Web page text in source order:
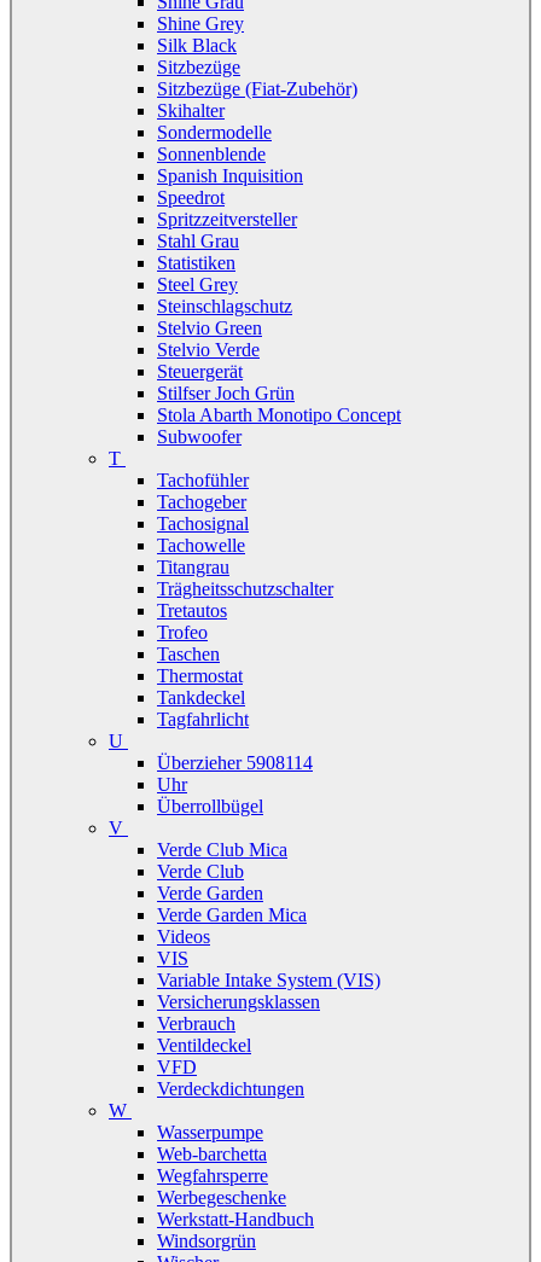
Shine Grey
Silk Black
Sitzbezüge
Sitzbezüge (Fiat-Zubehör)
Skihalter
Sondermodelle
Sonnenblende
Spanish Inquisition
Speedrot
Spritzzeitversteller
Stahl Grau
Statistiken
Steel Grey
Steinschlagschutz
Stelvio Green
Stelvio Verde
Steuergerät
Stilfser Joch Grün
Stola Abarth Monotipo Concept
Subwoofer
T
Tachofühler
Tachogeber
Tachosignal
Tachowelle
Titangrau
Trägheitsschutzschalter
Tretautos
Trofeo
Taschen
Thermostat
Tankdeckel
Tagfahrlicht
U
Überzieher 5908114
Uhr
Überrollbügel
V
Verde Club Mica
Verde Club
Verde Garden
Verde Garden Mica
Videos
VIS
Variable Intake System (VIS)
Versicherungsklassen
Verbrauch
Ventildeckel
VFD
Verdeckdichtungen
W
Wasserpumpe
Web-barchetta
Wegfahrsperre
Werbegeschenke
Werkstatt-Handbuch
Windsorgrün